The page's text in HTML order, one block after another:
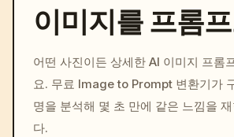
c,
colors,
이미지를 프롬
어떤 사진이든 상세한 AI 이미지 프롬
요. 무료 Image to Prompt 변환기가
명을 분석해 몇 초 만에 같은 느낌을
다.